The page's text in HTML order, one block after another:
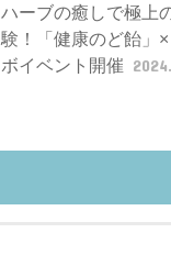
ハーブの癒しで極上
験！「健康のど飴」
ボイベント開催